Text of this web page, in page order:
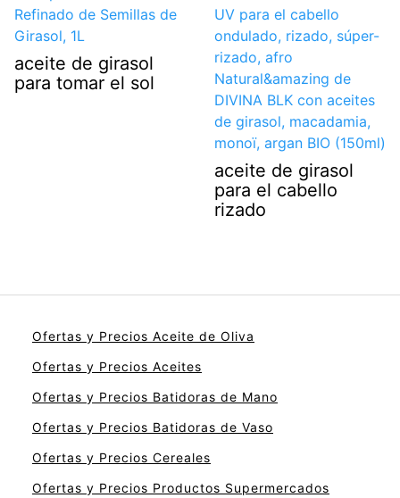
aceite de girasol
para tomar el sol
aceite de girasol
para el cabello
rizado
Ofertas y Precios Aceite de Oliva
Ofertas y Precios Aceites
Ofertas y Precios Batidoras de Mano
Ofertas y Precios Batidoras de Vaso
Ofertas y Precios Cereales
Ofertas y Precios Productos Supermercados